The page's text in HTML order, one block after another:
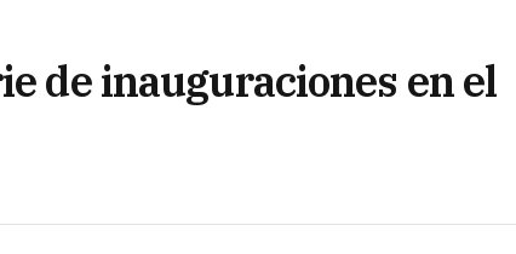
de inauguraciones en el